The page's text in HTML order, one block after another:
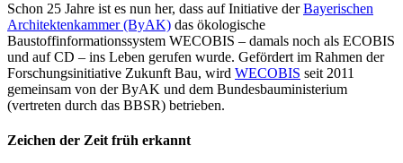
Schon 25 Jahre ist es nun her, dass auf Initiative derBayerischen
Architektenkammer (ByAK) das ökologische
Baustoffinformationssystem WECOBIS – damals noch als ECOBIS
und auf CD – ins Leben gerufen wurde. Gefördert im Rahmen der
Forschungsinitiative Zukunft Bau, wird WECOBIS seit 2011
gemeinsam von der ByAK und dem Bundesbauministerium
(vertreten durch das BBSR) betrieben.
Zeichen der Zeit früh erkannt